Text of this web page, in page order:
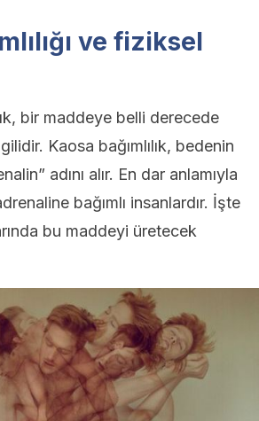
ve fiziksel
bir maddeye belli derecede
Kaosa bağımlılık, bedenin
adını alır. En dar anlamıyla
bağımlı insanlardır. İşte
bu maddeyi üretecek